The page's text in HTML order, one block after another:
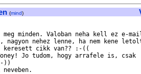
(mind)
minden. Valoban neha kell ez e-
nagyon nehez lenne, ha nem kene
keresett cikk van?? :-((
Jo tudom, hogy arrafele is, csak
))
neveben.